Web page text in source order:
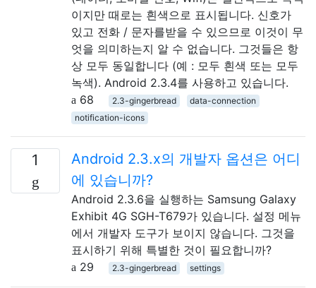
이지만 때로는 흰색으로 표시됩니다. 신호가
있고 전화 / 문자를받을 수 있으므로 이것이 무
엇을 의미하는지 알 수 없습니다. 그것들은 항
상 모두 동일합니다 (예 : 모두 흰색 또는 모두
녹색). Android 2.3.4를 사용하고 있습니다.
68
2.3-gingerbread
data-connection
notification-icons
1
Android 2.3.x의 개발자 옵션은 어디
에 있습니까?
Android 2.3.6을 실행하는 Samsung Galaxy
Exhibit 4G SGH-T679가 있습니다. 설정 메뉴
에서 개발자 도구가 보이지 않습니다. 그것을
표시하기 위해 특별한 것이 필요합니까?
29
2.3-gingerbread settings